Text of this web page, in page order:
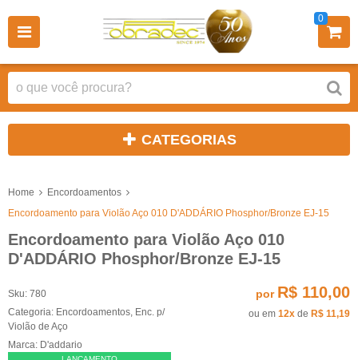
0
CATEGORIAS
Home
Encordoamentos
Encordoamento para Violão Aço 010 D'ADDÁRIO Phosphor/Bronze EJ-15
Encordoamento para Violão Aço 010
D'ADDÁRIO Phosphor/Bronze EJ-15
Sku: 780
Categoria: Encordoamentos Enc. p/
Violão de Aço
Marca: D'addario
por R$ 110,00
ou em 12x de R$ 11,19